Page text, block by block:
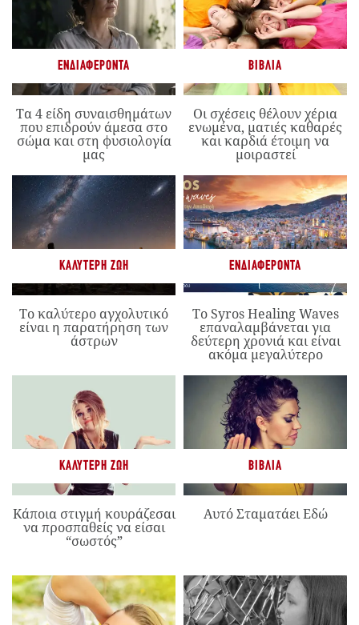
ΕΝΔΙΑΦΈΡΟΝΤΑ
Τα 4 είδη συναισθημάτων
που επιδρούν άμεσα στο
σώμα και στη φυσιολογία
μας
ΒΙΒΛΊΑ
Οι σχέσεις θέλουν χέρια
ενωμένα, ματιές καθαρές
και καρδιά έτοιμη να
μοιραστεί
ΚΑΛΎΤΕΡΗ ΖΩΉ
Το καλύτερο αγχολυτικό
είναι η παρατήρηση των
άστρων
ΕΝΔΙΑΦΈΡΟΝΤΑ
Το Syros Healing Waves
επαναλαμβάνεται για
δεύτερη χρονιά και είναι
ακόμα μεγαλύτερο
ΚΑΛΎΤΕΡΗ ΖΩΉ
Κάποια στιγμή κουράζεσαι
να προσπαθείς να είσαι
“σωστός”
ΒΙΒΛΊΑ
Αυτό Σταματάει Εδώ